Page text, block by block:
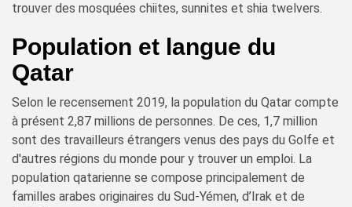
trouver des mosquées chiites, sunnites et shia twelvers.
Population et langue du
Qatar
Selon le recensement 2019, la population du Qatar compte
à présent 2,87 millions de personnes. De ces, 1,7 million
sont des travailleurs étrangers venus des pays du Golfe et
d'autres régions du monde pour y trouver un emploi. La
population qatarienne se compose principalement de
familles arabes originaires du Sud-Yémen, d’Irak et de